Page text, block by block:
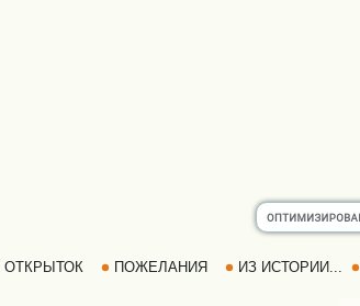
ОТКРЫТОК ПОЖЕЛАНИЯ ИЗ ИСТОРИИ...